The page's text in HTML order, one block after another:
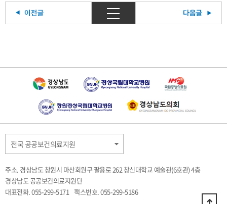
전국 공공보건의료지원
주소. 경상남도 창원시 마산회원구 팔용로 262 창신대학교 예술관(6호관) 4층
경상남도 공공보건의료지원단
대표전화. 055-299-5171 팩스번호. 055-299-5186